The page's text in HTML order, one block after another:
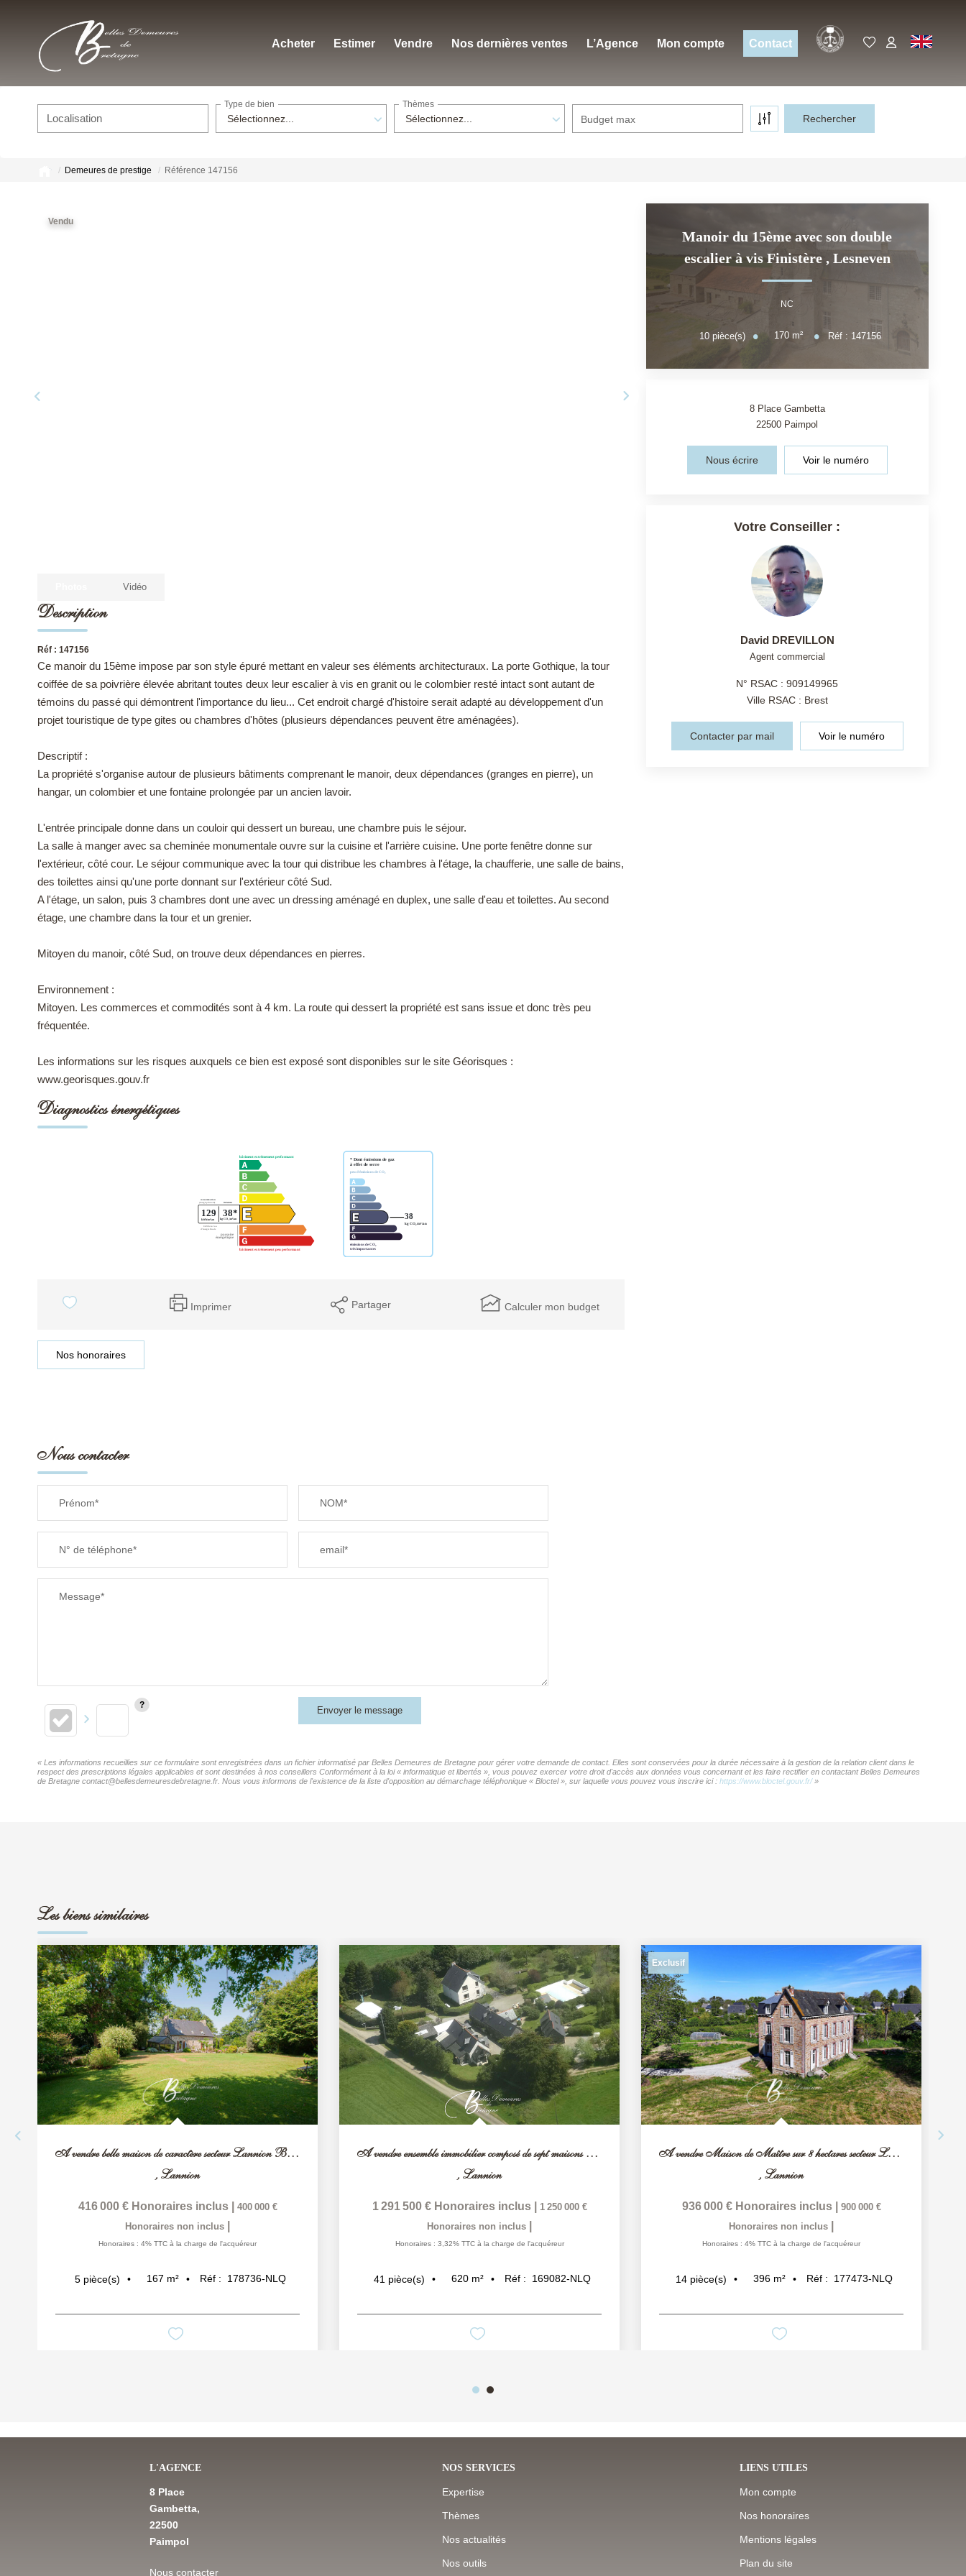
Acheter Estimer Vendre Nos dernières ventes L’Agence Mon compte Contact EN
Localisation Sélectionnez...
Type de bien
Sélectionnez...
Thèmes
Budget max
Demeures de prestige Référence 147156
Vendu
Vidéo
Description
Réf : 147156
Ce manoir du 15ème impose par son style épuré mettant en valeur ses éléments architecturaux. La porte Gothique, la tour
coiffée de sa poivrière élevée abritant toutes deux leur escalier à vis en granit ou le colombier resté intact sont autant de
témoins du passé qui démontrent l'importance du lieu... Cet endroit chargé d'histoire serait adapté au développement d'un
projet touristique de type gites ou chambres d'hôtes (plusieurs dépendances peuvent être aménagées).
Descriptif :
La propriété s'organise autour de plusieurs bâtiments comprenant le manoir, deux dépendances (granges en pierre), un
hangar, un colombier et une fontaine prolongée par un ancien lavoir.
L'entrée principale donne dans un couloir qui dessert un bureau, une chambre puis le séjour.
La salle à manger avec sa cheminée monumentale ouvre sur la cuisine et l'arrière cuisine. Une porte fenêtre donne sur
l'extérieur, côté cour. Le séjour communique avec la tour qui distribue les chambres à l'étage, la chaufferie, une salle de bains,
des toilettes ainsi qu'une porte donnant sur l'extérieur côté Sud.
A l'étage, un salon, puis 3 chambres dont une avec un dressing aménagé en duplex, une salle d'eau et toilettes. Au second
étage, une chambre dans la tour et un grenier.
Mitoyen du manoir, côté Sud, on trouve deux dépendances en pierres.
Environnement :
Mitoyen. Les commerces et commodités sont à 4 km. La route qui dessert la propriété est sans issue et donc très peu
fréquentée.
Les informations sur les risques auxquels ce bien est exposé sont disponibles sur le site Géorisques :
www.georisques.gouv.fr
Diagnostics énergétiques
Imprimer Partager Calculer mon budget
Nos honoraires
Manoir du 15ème avec son double
escalier à vis Finistère , Lesneven
NC
10 pièce(s) 170 m² Réf : 147156
8 Place Gambetta
22500 Paimpol
Nous écrire Voir le numéro
Votre Conseiller :
David DREVILLON
Agent commercial
N° RSAC : 909149965
Ville RSAC : Brest
Contacter par mail Voir le numéro
Nous contacter
Prénom* NOM*
N° de téléphone* email*
Message*
Envoyer le message
« Les informations recueillies sur ce formulaire sont enregistrées dans un fichier informatisé par Belles Demeures de Bretagne pour gérer votre demande de contact. Elles sont conservées pour la durée nécessaire à la gestion de la relation client dans le
respect des prescriptions légales applicables et sont destinées à nos conseillers Conformément à la loi « informatique et libertés », vous pouvez exercer votre droit d'accès aux données vous concernant et les faire rectifier en contactant Belles Demeures
de Bretagne contact@bellesdemeuresdebretagne.fr. Nous vous informons de l'existence de la liste d'opposition au démarchage téléphonique « Bloctel », sur laquelle vous pouvez vous inscrire ici : https://www.bloctel.gouv.fr/»
Les biens similaires
A vendre belle maison de caractère secteur Lannion Bretagne
, Lannion
416 000 € Honoraires inclus
400 000 €
Honoraires non inclus
Honoraires : 4% TTC à la charge de l'acquéreur
5 pièce(s) 167 m² Réf : 178736-NLQ
A vendre ensemble immobilier composé de sept maisons avec...
, Lannion
1 291 500 € Honoraires inclus
1 250 000 €
Honoraires non inclus
Honoraires : 3,32% TTC à la charge de l'acquéreur
41 pièce(s) 620 m² Réf : 169082-NLQ
Exclusif
A vendre Maison de Maître sur 8 hectares secteur Lannion
, Lannion
936 000 € Honoraires inclus
900 000 €
Honoraires non inclus
Honoraires : 4% TTC à la charge de l'acquéreur
14 pièce(s) 396 m² Réf : 177473-NLQ
L'AGENCE
8 Place
Gambetta,
22500
Paimpol
Nous contacter
NOS SERVICES
Expertise
Thèmes
Nos actualités
Nos outils
LIENS UTILES
Mon compte
Nos honoraires
Mentions légales
Plan du site